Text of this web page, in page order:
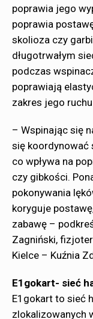
poprawia jego
poprawia
skolioza czy
długotrwałym
podczas
poprawiają
zakres jego
– Wspinając się
się koordynować
co wpływa na
czy gibkości.
pokonywania
koryguje
zabawę –
Zagniński,
Kielce – Kuźnia
E1gokart- sieć
E1gokart to sieć
zlokalizowanych